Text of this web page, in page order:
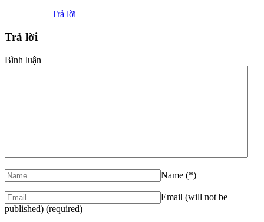
Trả lời
Trả lời
Bình luận
Name (*)
Email (will not be
published) (required)